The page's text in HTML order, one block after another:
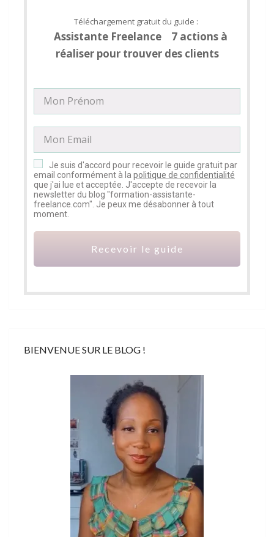
Téléchargement gratuit du guide :
Assistante Freelance 7 actions à
réaliser pour trouver des clients
Je suis d'accord pour recevoir le guide gratuit par
email conformément à la politique de confidentialité
que j'ai lue et acceptée. J'accepte de recevoir la
newsletter du blog "formation-assistante-
freelance.com". Je peux me désabonner à tout
moment.
Recevoir le guide
BIENVENUE SUR LE BLOG !